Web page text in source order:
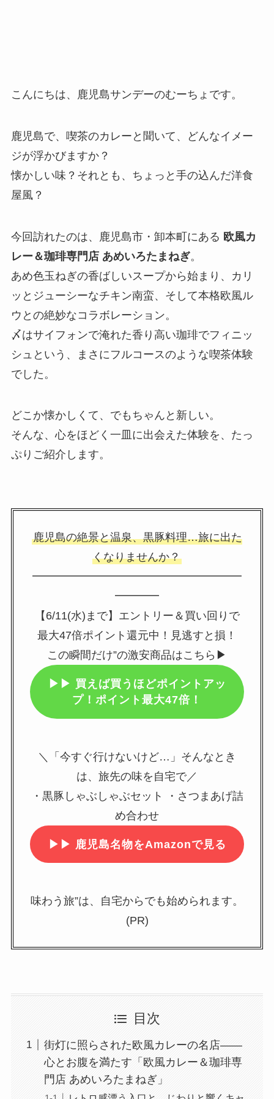
こんにちは、鹿児島サンデーのむーちょです。
鹿児島で、喫茶のカレーと聞いて、どんなイメー
ジが浮かびますか？
懐かしい味？それとも、ちょっと手の込んだ洋食
屋風？
今回訪れたのは、鹿児島市・卸本町にある 欧風カ
レー＆珈琲専門店 あめいろたまねぎ。
あめ色玉ねぎの香ばしいスープから始まり、カリ
ッとジューシーなチキン南蛮、そして本格欧風ル
ウとの絶妙なコラボレーション。
〆はサイフォンで淹れた香り高い珈琲でフィニッ
シュという、まさにフルコースのような喫茶体験
でした。
どこか懐かしくて、でもちゃんと新しい。
そんな、心をほどく一皿に出会えた体験を、たっ
ぷりご紹介します。
鹿児島の絶景と温泉、黒豚料理…旅に出た
くなりませんか？
━━━━━━━━━━━━━━━━━━━
━━━━
【6/11(水)まで】エントリー＆買い回りで
最大47倍ポイント還元中！見逃すと損！
この瞬間だけ”の激安商品はこちら▶
▶▶ 買えば買うほどポイントアッ
プ！ポイント最大47倍！
＼「今すぐ行けないけど…」そんなとき
は、旅先の味を自宅で／
・黒豚しゃぶしゃぶセット ・さつまあげ詰
め合わせ
▶▶ 鹿児島名物をAmazonで見る
味わう旅”は、自宅からでも始められます。
(PR)
目次
街灯に照らされた欧風カレーの名店——
心とお腹を満たす「欧風カレー＆珈琲専
門店 あめいろたまねぎ」